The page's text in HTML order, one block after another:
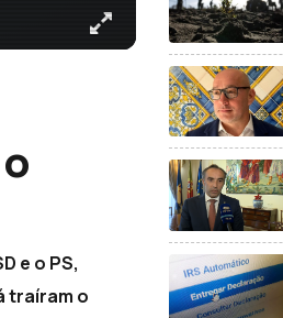
e o PS,
traíram o